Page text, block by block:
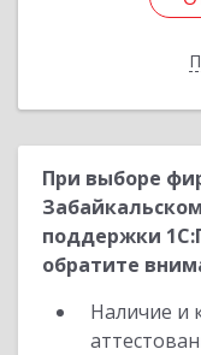
При выборе
поддержки
обратите
Наличие и